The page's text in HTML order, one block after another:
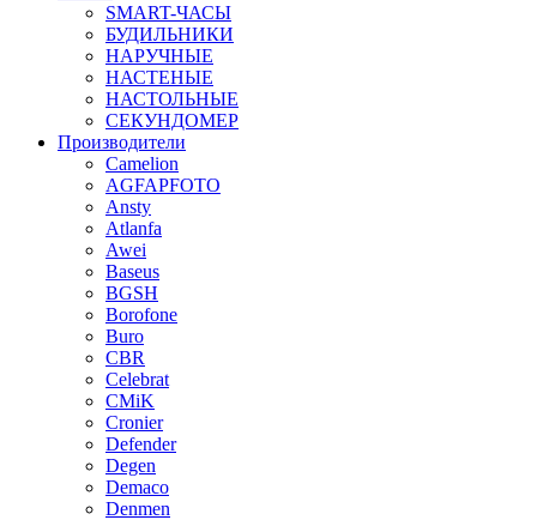
SMART-ЧАСЫ
БУДИЛЬНИКИ
НАРУЧНЫЕ
НАСТЕНЫЕ
НАСТОЛЬНЫЕ
СЕКУНДОМЕР
Производители
Camelion
AGFAPFOTO
Ansty
Atlanfa
Awei
Baseus
BGSH
Borofone
Buro
CBR
Celebrat
CMiK
Cronier
Defender
Degen
Demaco
Denmen